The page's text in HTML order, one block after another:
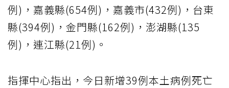
例)，嘉義縣(654例)，嘉義市(432例)，台東
縣(394例)，金門縣(162例)，澎湖縣(135
例)，連江縣(21例)。
指揮中心指出，今日新增39例本土病例死亡